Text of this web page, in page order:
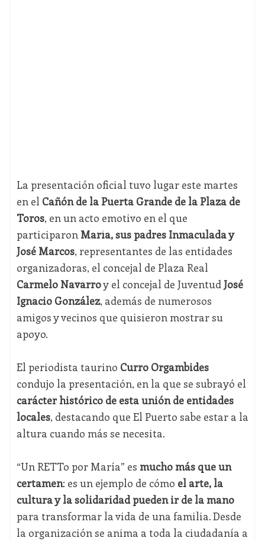
La presentación oficial tuvo lugar este martes
en el Cañón de la Puerta Grande de la Plaza de
Toros, en un acto emotivo en el que
participaron María, sus padres Inmaculada y
José Marcos, representantes de las entidades
organizadoras, el concejal de Plaza Real
Carmelo Navarroy el concejal de Juventud José
Ignacio González, además de numerosos
amigos y vecinos que quisieron mostrar su
apoyo.
El periodista taurino Curro Orgambides
condujo la presentación, en la que se subrayó el
carácter histórico de esta unión de entidades
locales, destacando que El Puerto sabe estar a la
altura cuando más se necesita.
“Un RETTo por María” es mucho más que un
certamen: es un ejemplo de cómo el arte, la
cultura y la solidaridad pueden ir de la mano
para transformar la vida de una familia. Desde
la organización se anima a toda la ciudadanía a